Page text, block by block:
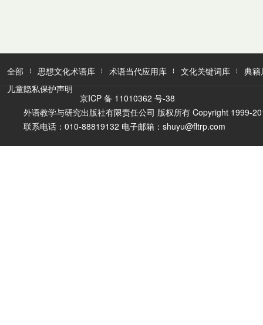
全部 思想文化术语库 术语当代应用库 文化关键词库
典籍
儿童隐私保护声明
京ICP 备 11010362 号-38
外语教学与研究出版社有限责任公司 版权所有 Copyright 1999-
联系电话：010-88819132 电子邮箱：shuyu@fltrp.com